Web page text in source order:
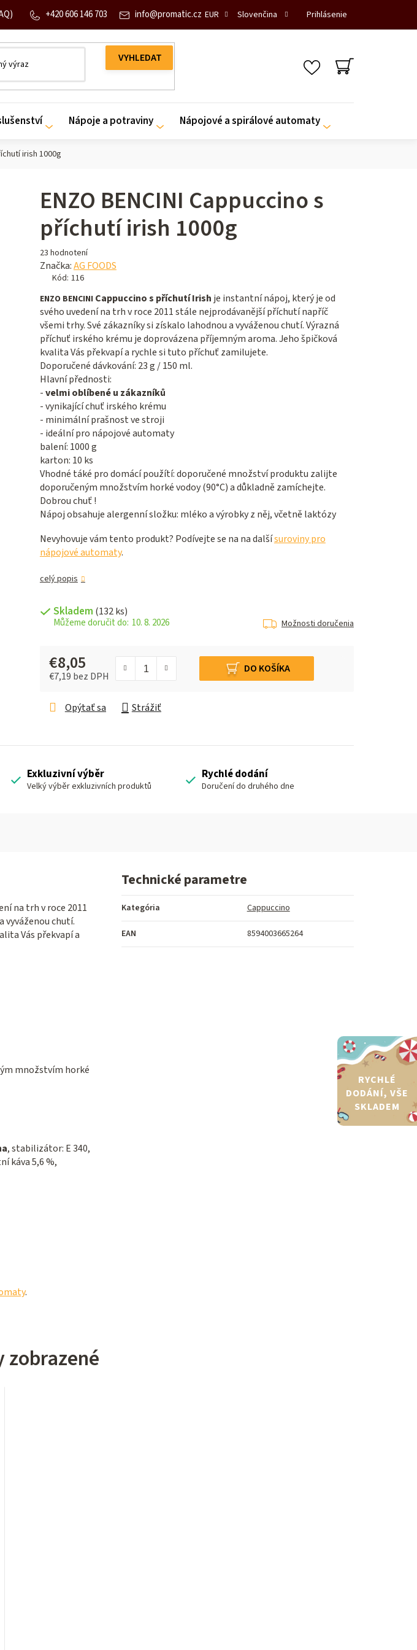
EUR Slovenčina Prihlásenie
info@promatic.cz
+420 606 146 703
NÁKUPNÝ
Nápoje a potraviny Nápojové a spirálové automaty
irish 1000g
ENZO BENCINI Cappuccino s
příchutí irish 1000g
Priemerné
hodnotenie
produktu
4,9
z 5
hviezdičiek.
23 hodnotení
Značka:AG FOODS
Kód: 116
ENZO BENCINI Cappuccino s příchutí Irish je instantní nápoj, který je od
svého uvedení na trh v roce 2011 stále nejprodávanější příchutí napříč
všemi trhy. Své zákazníky si získalo lahodnou a vyváženou chutí. Výrazná
příchuť irského krému je doprovázena příjemným aroma. Jeho špičková
kvalita Vás překvapí a rychle si tuto příchuť zamilujete.
Doporučené dávkování: 23 g / 150 ml.
Hlavní přednosti:
-velmi oblíbené u zákazníků
- vynikající chuť irského krému
- minimální prašnost ve stroji
- ideální pro nápojové automaty
balení: 1000 g
karton: 10 ks
Vhodné táké pro domácí použítí: doporučené množství produktu zalijte
doporučeným množstvím horké vodoy (90°C) a důkladně zamíchejte.
Dobrou chuť !
Nápoj obsahuje alergenní složku: mléko a výrobky z něj, včetně laktózy
Nevyhovuje vám tento produkt? Podívejte se na na dalšísuroviny pro
nápojové automaty.
celý popis
Skladem (132 ks)
10. 8. 2026 Možnosti doručenia
€8,05
€7,19 bez DPH
DO KOŠÍKA
Opýtať sa Strážiť
Exkluzivní výběr
Velký výběr exkluzivních produktů
Rychlé dodání
Doručení do druhého dne
na trh v roce 2011
vyváženou chutí.
Vás překvapí a
množstvím horké
, stabilizátor: E 340,
káva 5,6 %,
.
Technické parametre
Kategória Cappuccino
EAN 8594003665264
zobrazené
RYCHLÉ
DODÁNÍ, VŠE
SKLADEM